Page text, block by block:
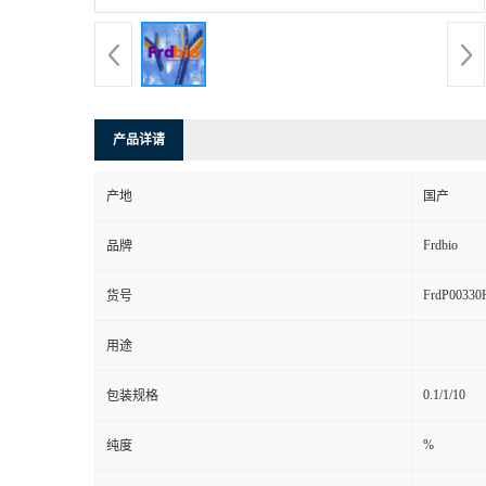
产品详请
产地 国产
品牌 Frdbio
货号
用途
包装规格 0.1/1/10
纯度 %